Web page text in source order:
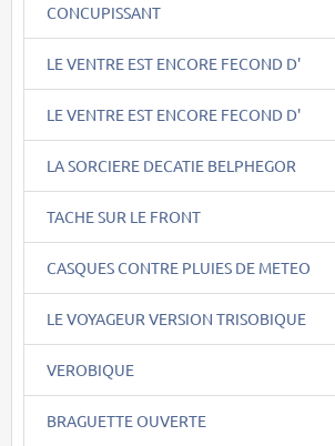
CONCUPISSANT
LE VENTRE EST ENCORE FECOND D'
LE VENTRE EST ENCORE FECOND D'
LA SORCIERE DECATIE BELPHEGOR
TACHE SUR LE FRONT
CASQUES CONTRE PLUIES DE METEO
LE VOYAGEUR VERSION TRISOBIQUE
VEROBIQUE
BRAGUETTE OUVERTE